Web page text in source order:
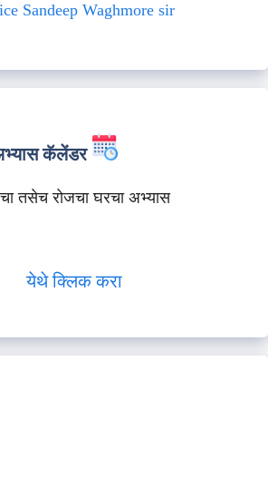
Sandeep Waghmore sir
कॅलेंडर
तसेच रोजचा घरचा अभ्यास
येथे क्लिक करा